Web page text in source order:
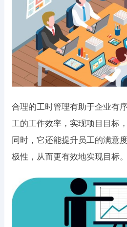
合理的工时管理有助于企业有
工的工作效率，实现项目目标
同时，它还能提升员工的满意
极性，从而更有效地实现目标。